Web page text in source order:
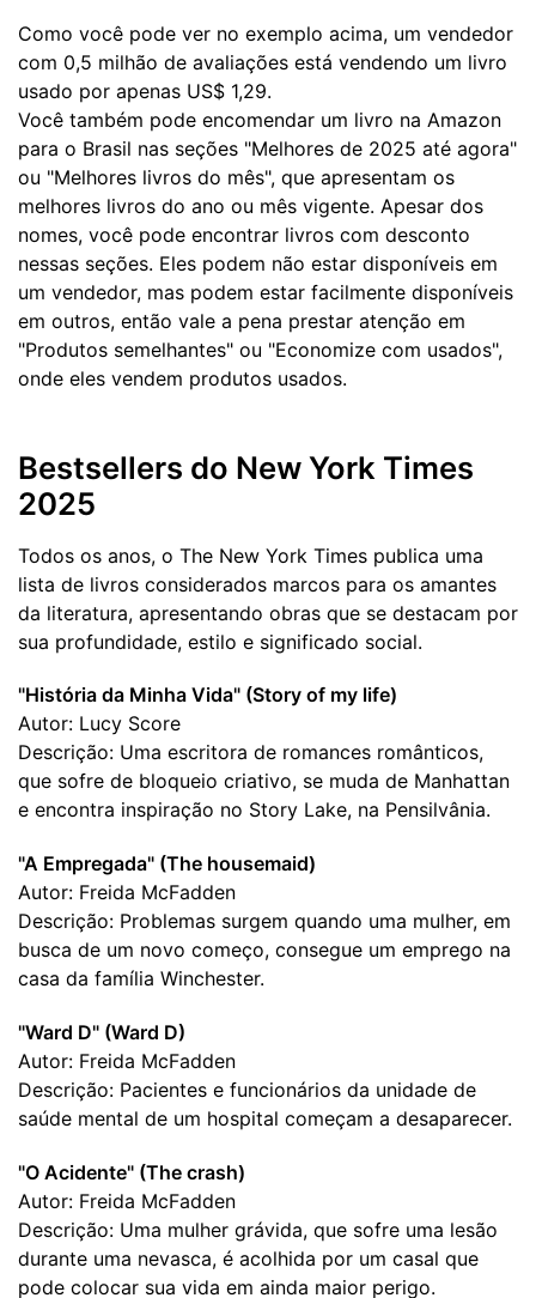
Como você pode ver no exemplo acima, um vendedor
com 0,5 milhão de avaliações está vendendo um livro
usado por apenas US$ 1,29.
Você também pode encomendar um livro na Amazon
para o Brasil nas seções "Melhores de 2025 até agora"
ou "Melhores livros do mês", que apresentam os
melhores livros do ano ou mês vigente. Apesar dos
nomes, você pode encontrar livros com desconto
nessas seções. Eles podem não estar disponíveis em
um vendedor, mas podem estar facilmente disponíveis
em outros, então vale a pena prestar atenção em
"Produtos semelhantes" ou "Economize com usados",
onde eles vendem produtos usados.
Bestsellers do New York Times
2025
Todos os anos, o The New York Times publica uma
lista de livros considerados marcos para os amantes
da literatura, apresentando obras que se destacam por
sua profundidade, estilo e significado social.
"História da Minha Vida" (Story of my life)
Autor: Lucy Score
Descrição: Uma escritora de romances românticos,
que sofre de bloqueio criativo, se muda de Manhattan
e encontra inspiração no Story Lake, na Pensilvânia.
"A Empregada" (The housemaid)
Autor: Freida McFadden
Descrição: Problemas surgem quando uma mulher, em
busca de um novo começo, consegue um emprego na
casa da família Winchester.
"Ward D" (Ward D)
Autor: Freida McFadden
Descrição: Pacientes e funcionários da unidade de
saúde mental de um hospital começam a desaparecer.
"O Acidente" (The crash)
Autor: Freida McFadden
Descrição: Uma mulher grávida, que sofre uma lesão
durante uma nevasca, é acolhida por um casal que
pode colocar sua vida em ainda maior perigo.